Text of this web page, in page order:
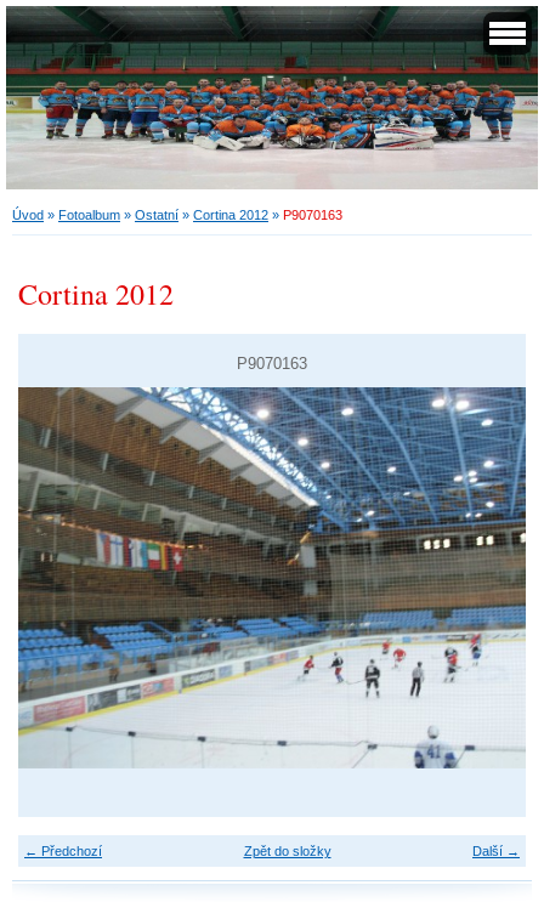
Úvod » Fotoalbum » Ostatní » Cortina 2012 » P9070163
Cortina 2012
P9070163
← Předchozí Další →
Zpět do složky